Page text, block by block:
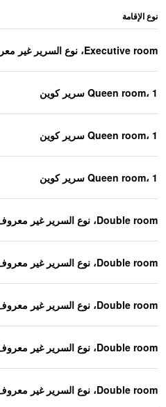
نوع الإقامة
Executive room، نوع السرير غير معروف
Queen room، 1 سرير كوين
Queen room، 1 سرير كوين
Queen room، 1 سرير كوين
Double room، نوع السرير غير معروف
Double room، نوع السرير غير معروف
Double room، نوع السرير غير معروف
Double room، نوع السرير غير معروف
Double room، نوع السرير غير معروف